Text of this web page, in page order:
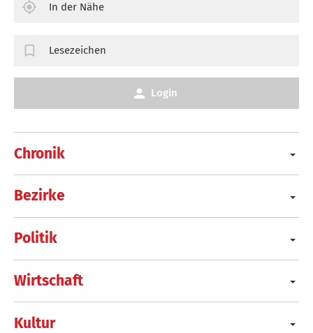
Chronik
Bezirke
Politik
Wirtschaft
Kultur
In der Nähe
Lesezeichen
Login